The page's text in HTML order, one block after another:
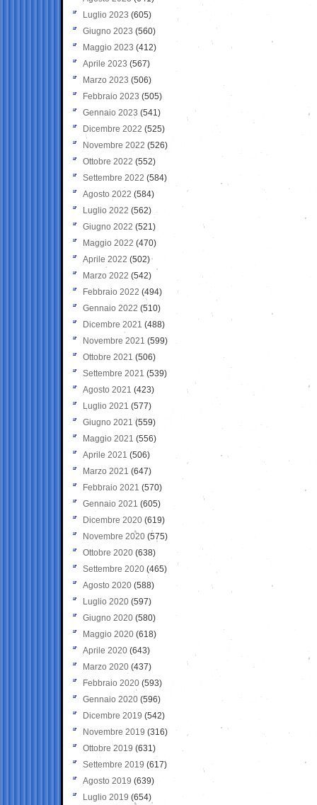
Luglio 2023 (605)
Giugno 2023 (560)
Maggio 2023 (412)
Aprile 2023 (567)
Marzo 2023 (506)
Febbraio 2023 (505)
Gennaio 2023 (541)
Dicembre 2022 (525)
Novembre 2022 (526)
Ottobre 2022 (552)
Settembre 2022 (584)
Agosto 2022 (584)
Luglio 2022 (562)
Giugno 2022 (521)
Maggio 2022 (470)
Aprile 2022 (502)
Marzo 2022 (542)
Febbraio 2022 (494)
Gennaio 2022 (510)
Dicembre 2021 (488)
Novembre 2021 (599)
Ottobre 2021 (506)
Settembre 2021 (539)
Agosto 2021 (423)
Luglio 2021 (577)
Giugno 2021(559)
Maggio 2021 (556)
Aprile 2021 (506)
Marzo 2021 (647)
Febbraio 2021 (570)
Gennaio 2021 (605)
Dicembre 2020 (619)
Novembre 2020 (575)
Ottobre 2020 (638)
Settembre 2020(465)
Agosto 2020 (588)
Luglio 2020 (597)
Giugno 2020 (580)
Maggio 2020 (618)
Aprile 2020 (643)
Marzo 2020 (437)
Febbraio 2020 (593)
Gennaio 2020 (596)
Dicembre 2019 (542)
Novembre 2019 (316)
Ottobre 2019 (631)
Settembre 2019 (617)
Agosto 2019 (639)
Luglio 2019 (654)